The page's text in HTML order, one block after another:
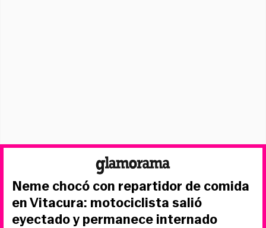
Neme chocó con repartidor de comida
en Vitacura: motociclista salió
eyectado y permanece internado